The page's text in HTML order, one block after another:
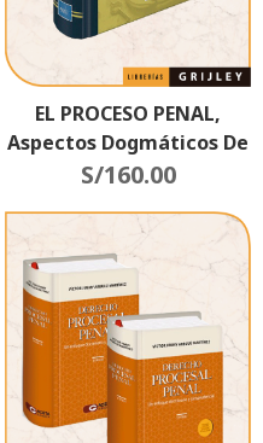
EL PROCESO PENAL,
Aspectos Dogmáticos De
La Prisión Preventiva,
Objetividad, La Prueba
De Oﬁcio, La
Investigación
Preparatoria Y La
Igualdad De Armas | Una
Revisión Desde La
Doctrina Y Su Praxis
S/160.00